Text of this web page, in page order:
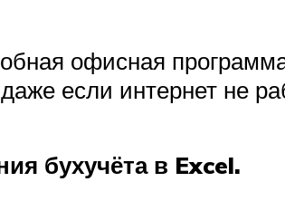
офисная
если интернет не
бухучёта в Excel.